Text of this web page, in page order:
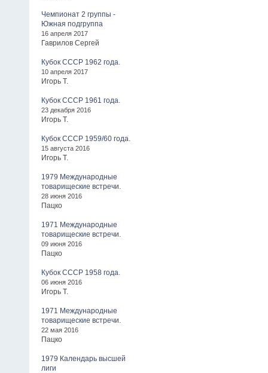
Чемпионат 2 группы -
Южная подгруппа
16 апреля 2017
Гаврилов Сергей
Кубок СССР 1962 года.
10 апреля 2017
Игорь Т.
Кубок СССР 1961 года.
23 декабря 2016
Игорь Т.
Кубок СССР 1959/60 года.
15 августа 2016
Игорь Т.
1979 Международные
товарищеские встречи.
28 июня 2016
Пацко
1971 Международные
товарищеские встречи.
09 июня 2016
Пацко
Кубок СССР 1958 года.
06 июня 2016
Игорь Т.
1971 Международные
товарищеские встречи.
22 мая 2016
Пацко
1979 Календарь высшей
лиги